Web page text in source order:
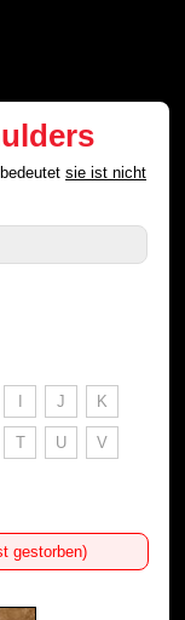
sie ist nicht
I J K
T U V
gestorben)